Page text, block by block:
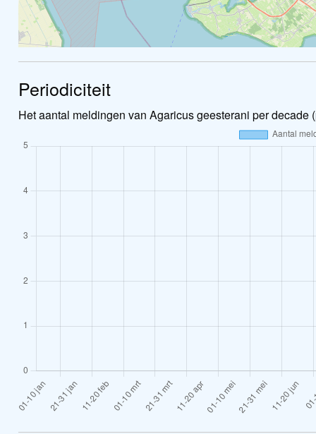
Periodiciteit
Het aantal meldingen van Agaricus geesterani per decade